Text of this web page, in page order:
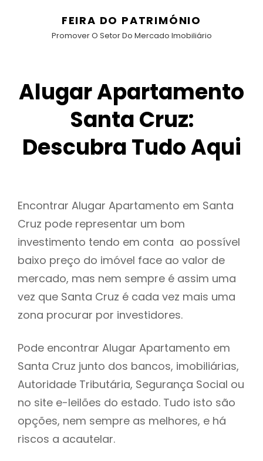
FEIRA DO PATRIMÓNIO
Promover O Setor Do Mercado Imobiliário
Alugar Apartamento
Santa Cruz:
Descubra Tudo Aqui
Encontrar Alugar Apartamento em Santa
Cruz pode representar um bom
investimento tendo em conta ao possível
baixo preço do imóvel face ao valor de
mercado, mas nem sempre é assim uma
vez que Santa Cruz é cada vez mais uma
zona procurar por investidores.
Pode encontrar Alugar Apartamento em
Santa Cruz junto dos bancos, imobiliárias,
Autoridade Tributária, Segurança Social ou
no site e-leilões do estado. Tudo isto são
opções, nem sempre as melhores, e há
riscos a acautelar.